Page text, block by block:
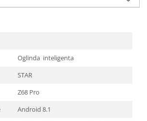
Oglinda inteligenta
STAR
Z68 Pro
Android 8.1